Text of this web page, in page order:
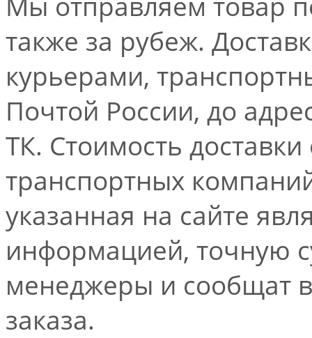
также за рубеж.
курьерами,
Почтой России, до
ТК. Стоимость
транспортных
указанная на сайте
информацией, точную
менеджеры и сообщат
заказа.